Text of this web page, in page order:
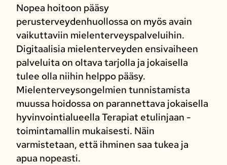
Nopea hoitoon pääsy
perusterveydenhuollossa on myös avain
vaikuttaviin mielenterveyspalveluihin.
Digitaalisia mielenterveyden ensivaiheen
palveluita on oltava tarjolla ja jokaisella
tulee olla niihin helppo pääsy.
Mielenterveysongelmien tunnistamista
muussa hoidossa on parannettava jokaisella
hyvinvointialueella Terapiat etulinjaan -
toimintamallin mukaisesti. Näin
varmistetaan, että ihminen saa tukea ja
apua nopeasti.